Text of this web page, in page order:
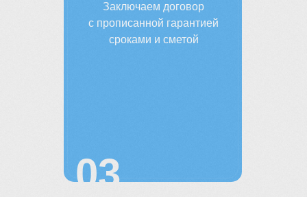
03
Заключаем договор
с прописанной гарантией
сроками и сметой